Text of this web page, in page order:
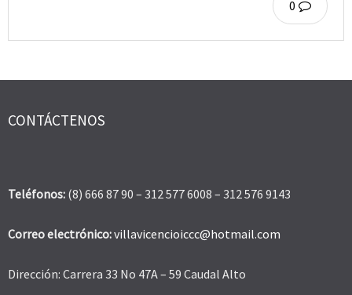
0
CONTÁCTENOS
Teléfonos: (8) 666 87 90 – 312 577 6008 – 312 576 9143
Correo electrónico:villavicencioiccc@hotmail.com
Dirección: Carrera 33 No 47A – 59 Caudal Alto